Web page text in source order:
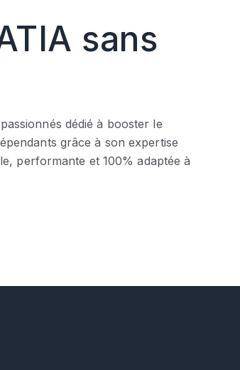
sans
dédié à booster le
grâce à son expertise
performante et 100% adaptée à